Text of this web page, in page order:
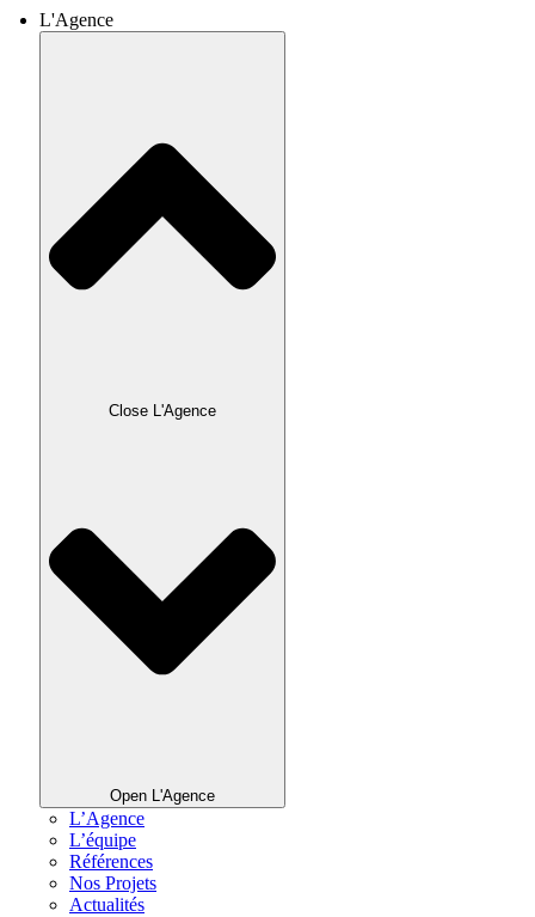
L'Agence
Close L'Agence
Open L'Agence
L’Agence
L’équipe
Références
Nos Projets
Actualités